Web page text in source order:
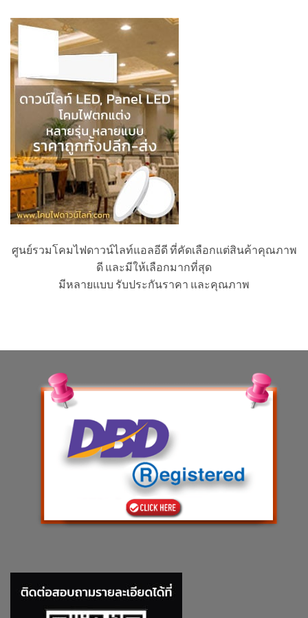
ศูนย์รวมโคมไฟดาวน์ไลท์แอลอีดี ที่คัดเลือกแต่สินค้าคุณภาพ
ดี และมีให้เลือกมากที่สุด
มีหลายแบบ รับประกันราคา และคุณภาพ